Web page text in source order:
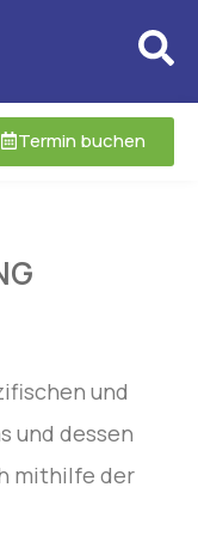
Termin buchen
und
und dessen
mithilfe der